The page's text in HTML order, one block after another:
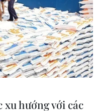
xu hướng với các